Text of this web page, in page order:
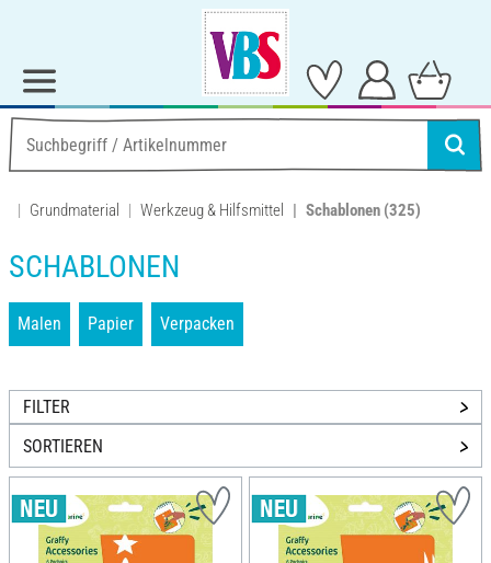
Grundmaterial Werkzeug & Hilfsmittel Schablonen (325)
SCHABLONEN
Malen Papier Verpacken
FILTER
SORTIEREN